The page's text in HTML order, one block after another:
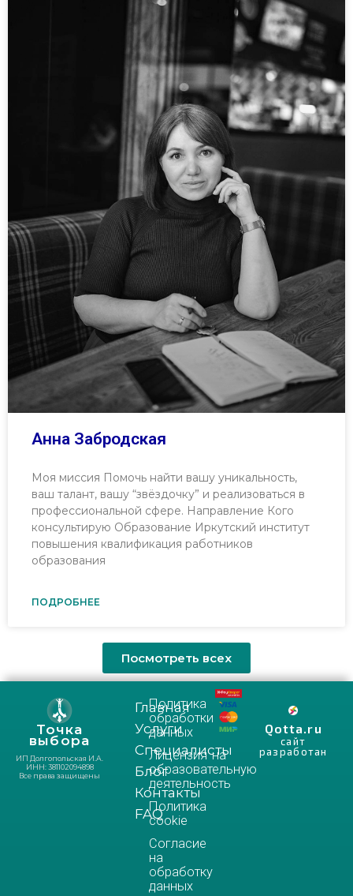
Анна Забродская
Моя миссия Помочь найти вашу уникальность,
ваш талант, вашу “звёздочку” и реализоваться в
профессиональной сфере. Направление Кого
консультирую Образование Иркутский институт
повышения квалификация работников
образования
ПОДРОБНЕЕ
Посмотреть всех
Точка
выбора
ИП Долгопольская И.А.
ИНН: 381102094898
Все права защищены
Главная
Услуги
Специалисты
Блог
Контакты
FAQ
Политика
обработки
данных
Лицензия на
образовательную
деятельность
Политика
cookie
Согласие
на
обработку
данных
Qotta.ru
сайт
разработан